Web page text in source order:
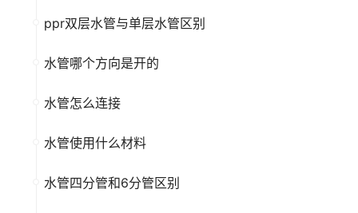
ppr双层水管与单层水管区别
水管哪个方向是开的
水管怎么连接
水管使用什么材料
水管四分管和6分管区别